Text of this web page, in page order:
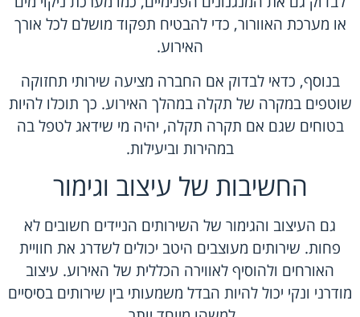
או מערכת האוורור, כדי להבטיח תפקוד מושלם לכל אורך
האירוע.
בנוסף, כדאי לבדוק אם החברה מציעה שירותי תחזוקה
שוטפים במקרה של תקלה במהלך האירוע. כך תוכלו להיות
בטוחים שגם אם תקרה תקלה, יהיה מי שידאג לטפל בה
במהירות וביעילות.
החשיבות של עיצוב וגימור
גם העיצוב והגימור של השירותים הניידים חשובים לא
פחות. שירותים מעוצבים היטב יכולים לשדרג את חוויית
האורחים ולהוסיף לאווירה הכללית של האירוע. עיצוב
מודרני ונקי יכול להיות הבדל משמעותי בין שירותים בסיסיים